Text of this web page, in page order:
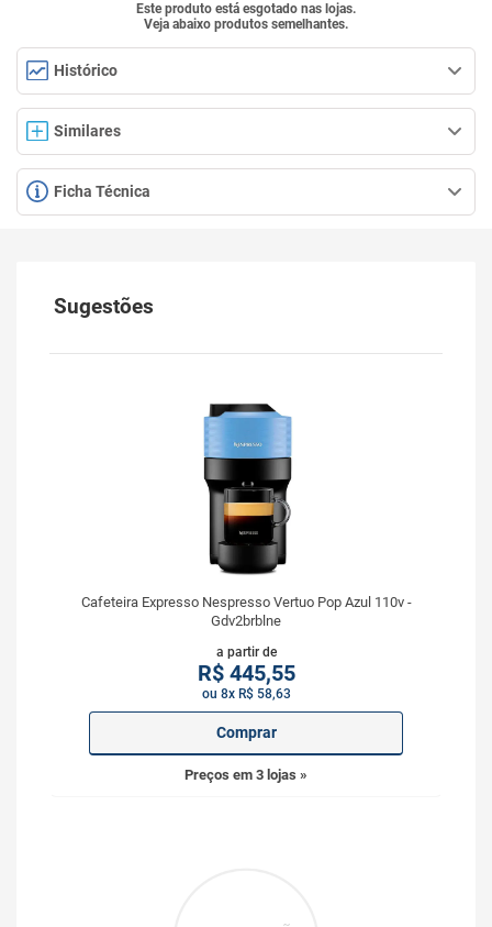
Este produto está esgotado nas lojas.
Veja abaixo produtos semelhantes.
Histórico
Similares
Ficha Técnica
Sugestões
Cafeteira Expresso Nespresso Vertuo Pop Azul 110v -
Gdv2brblne
a partir de
R$445,55
ou 8x R$ 58,63
Comprar
Preços em 3 lojas »